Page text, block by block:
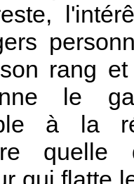
rang
le
à la